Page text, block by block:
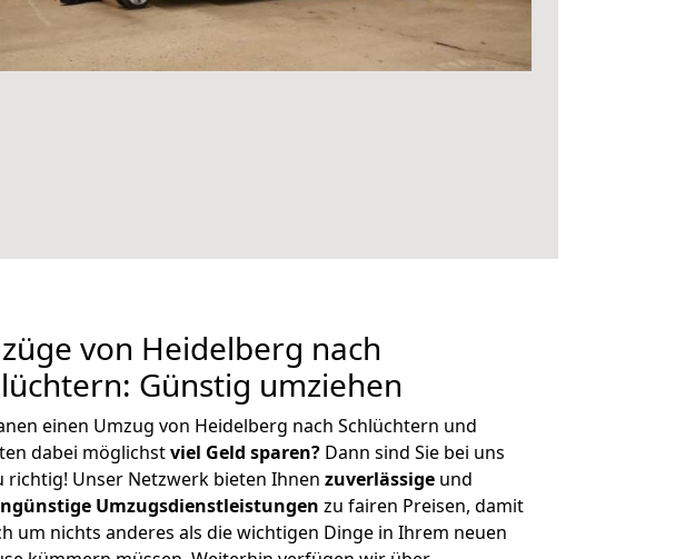
von Heidelberg nach
Günstig umziehen
einen Umzug von Heidelberg nach Schlüchtern und
dabei möglichstviel Geld sparen? Dann sind Sie bei uns
richtig! Unser Netzwerk bieten Ihnen zuverlässige und
Umzugsdienstleistungen zu fairen Preisen, damit
um nichts anderes als die wichtigen Dinge in Ihrem neuen